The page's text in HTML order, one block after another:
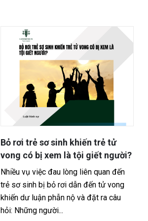
Có phải không nộp phạt nguội vi
phạm giao thông, tiền sẽ trừ vào
lương?
Tóm tắt tình huống Một người điều
khiển xe máy vượt đèn đỏ, bị hệ thống
phạt nguội ghi nhận và gửi thông báo